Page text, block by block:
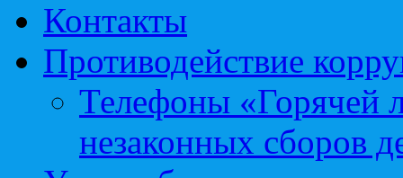
Контакты
Противодействие
Телефоны «Горячей
незаконных сборов